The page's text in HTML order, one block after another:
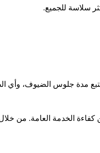
سلاسة للجميع.
مدة جلوس الضيوف، وأي
كفاءة الخدمة العامة. من